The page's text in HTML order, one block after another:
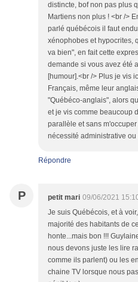
distincte, bof non pas plus
Martiens non plus ! <br />
parlé québécois il faut
xénophobes et hypocrites,
va bien", en fait cette
demande si vous avez été
[humour].<br /> Plus je vis
Français, même leur
"Québéco-anglais", alors
et je vis comme beaucoup
parallèle et sans
nécessité administrative ou
Répondre
P petit mari 09/06/2021
Je suis Québécois, et à
majorité des habitants de
honte...mais bon !!!
nous devons juste les lire
comme ils parlent) ou les
chaine TV lorsque nous